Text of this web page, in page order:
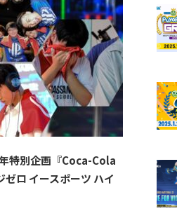
特別企画『Coca-Cola
ロ イースポーツ ハイ